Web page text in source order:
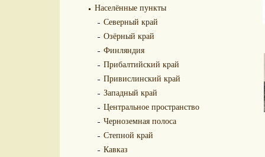
Населённые пункты
Северный край
Озёрный край
Финляндия
Прибалтийский край
Привислинский край
Западный край
Центральное пространство
Черноземная полоса
Степной край
Кавказ